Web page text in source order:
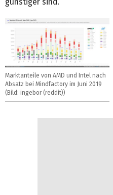
Marktanteile von AMD und Intel nach
Absatz bei Mindfactory im Juni 2019
(Bild: ingebor (reddit))